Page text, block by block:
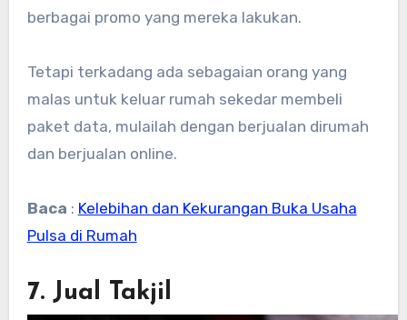
berbagai promo yang mereka lakukan.
Tetapi terkadang ada sebagaian orang yang
malas untuk keluar rumah sekedar membeli
paket data, mulailah dengan berjualan dirumah
dan berjualan online.
Baca : Kelebihan dan Kekurangan Buka Usaha
Pulsa di Rumah
7. Jual Takjil